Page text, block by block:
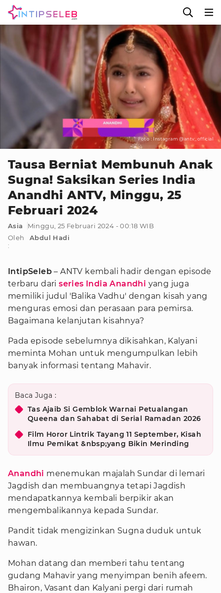
Foto : Instagram @antv_official
Tausa Berniat Membunuh Anak
Sugna! Saksikan Series India
Anandhi ANTV, Minggu, 25
Februari 2024
Asia
Minggu, 25 Februari 2024 - 00:18 WIB
Oleh
:
Abdul Hadi
IntipSeleb – ANTV kembali hadir dengan episode
terbaru dariseries India Anandhi yang juga
memiliki judul 'Balika Vadhu' dengan kisah yang
menguras emosi dan perasaan para pemirsa.
Bagaimana kelanjutan kisahnya?
Pada episode sebelumnya dikisahkan, Kalyani
meminta Mohan untuk mengumpulkan lebih
banyak informasi tentang Mahavir.
Baca Juga :
Tas Ajaib Si Gemblok Warnai Petualangan
Queena dan Sahabat di Serial Ramadan 2026
Film Horor Lintrik Tayang 11 September, Kisah
Ilmu Pemikat &nbsp;yang Bikin Merinding
Anandhi menemukan majalah Sundar di lemari
Jagdish dan membuangnya tetapi Jagdish
mendapatkannya kembali berpikir akan
mengembalikannya kepada Sundar.
Pandit tidak mengizinkan Sugna duduk untuk
hawan.
Mohan datang dan memberi tahu tentang
gudang Mahavir yang menyimpan benih afeem.
Bhairon, Vasant dan Kalyani pergi dari rumah